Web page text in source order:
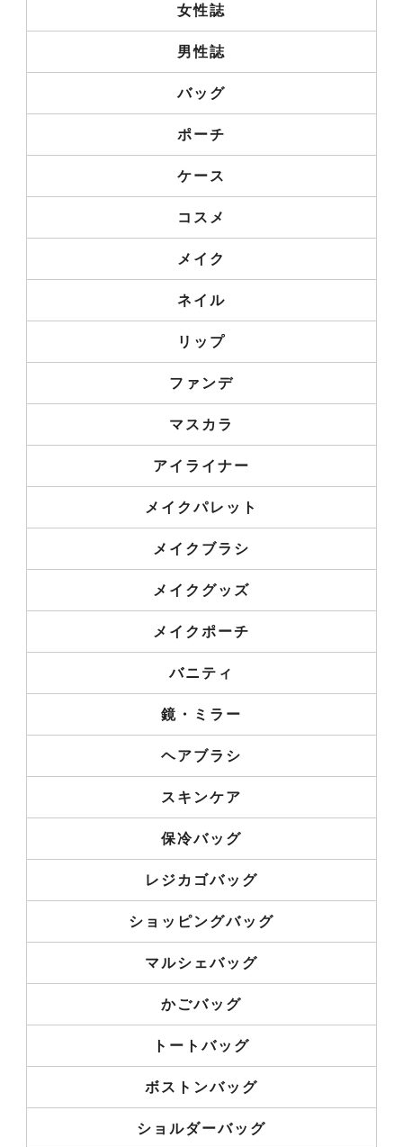
女性誌
男性誌
バッグ
ポーチ
ケース
コスメ
メイク
ネイル
リップ
ファンデ
マスカラ
アイライナー
メイクパレット
メイクブラシ
メイクグッズ
メイクポーチ
バニティ
鏡・ミラー
ヘアブラシ
スキンケア
保冷バッグ
レジカゴバッグ
ショッピングバッグ
マルシェバッグ
かごバッグ
トートバッグ
ボストンバッグ
ショルダーバッグ